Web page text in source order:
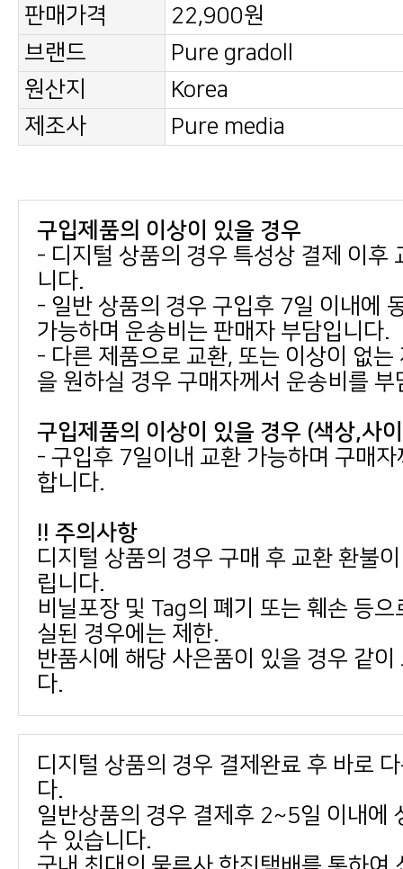
판매가격
22,900원
브랜드
Pure gradoll
원산지
Korea
제조사
Pure media
구입제품의 이상이 있을 경우
니다.
가능하며 운송비는 판매자 부담입니다.
을 원하실 경우 구매자께서 운송비를 부
구입제품의 이상이 있을 경우 (색상,사
합니다.
!! 주의사항
립니다.
실된 경우에는 제한.
다.
다.
수 있습니다.